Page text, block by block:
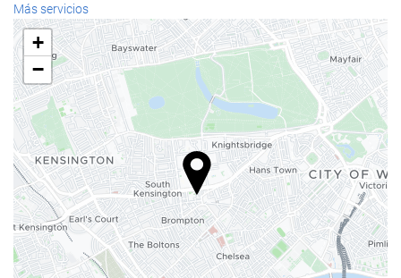
Habitaciones No fumadores
Servicios de recepción
Guardaequipaje
Caja fuerte
Información turística
Comida y bebida
Restaurante
Menú dietético bajo petición
Más servicios
+
−